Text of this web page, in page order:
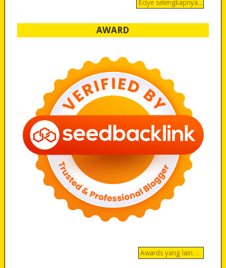
Eciye selengkapnya..
AWARD
Awards yang lain…